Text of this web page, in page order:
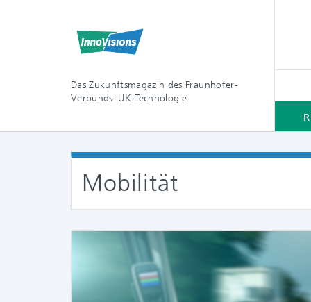
Das Zukunftsmagazin des Fraunhofer-
Verbunds IUK-Technologie
Mobilität